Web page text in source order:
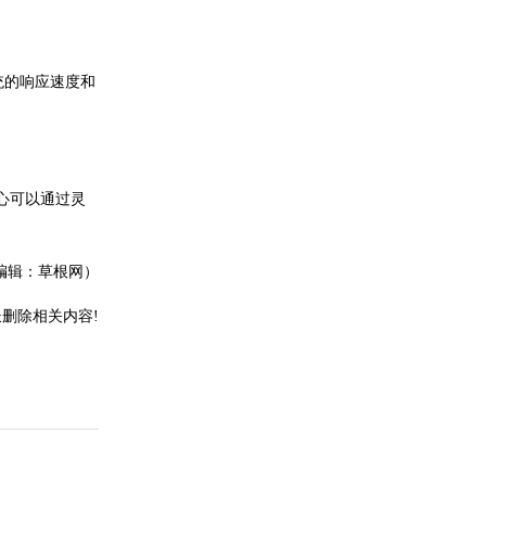
响应速度和
可以通过灵
辑：草根网）
除相关内容!